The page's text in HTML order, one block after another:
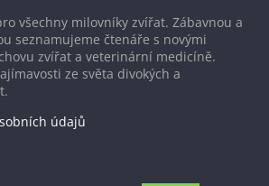
všechny milovníky zvířat. Zábavnou a
seznamujeme čtenáře s novými
zvířat a veterinární medicíně.
ze světa divokých a
údajů